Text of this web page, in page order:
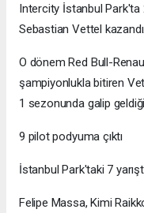
Intercity İstanbul Park'ta
Sebastian Vettel kazandı.
O dönem Red Bull-
şampiyonlukla bitiren
1 sezonunda galip
9 pilot podyuma çıktı
İstanbul Park'taki 7
Felipe Massa, Kimi